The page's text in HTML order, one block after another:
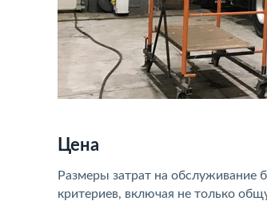
Цена
Размеры затрат на обслуживание
критериев, включая не только